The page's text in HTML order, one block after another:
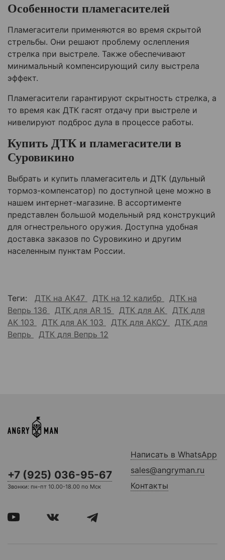
Особенности пламегасителей
Пламегасители применяются во время скрытой
стрельбы. Они решают проблему ослепления
стрелка при выстреле. Также обеспечивают
минимальный компенсирующий силу выстрела
эффект.
Пламегасители гарантируют скрытность стрелка, а
то время как ДТК гасят отдачу при выстреле и
нивелируют подброс дула в процессе работы.
Купить ДТК и пламегасители в
Суровикино
Выбрать и купить пламегаситель и ДТК (дульный
тормоз-компенсатор) по доступной цене можно в
нашем интернет-магазине. В ассортименте
представлен большой модельный ряд конструкций
для огнестрельного оружия. Доступна удобная
доставка заказов по Суровикино и другим
населенным пунктам России.
Теги: ДТК на АК47 ДТК на 12 калибр
ДТК на
Вепрь 136
ДТК для AR 15 ДТК для АК
ДТК для
АК 103
ДТК для АК 103 ДТК для АКСУ
ДТК для
Вепрь
ДТК для Вепрь 12
+7 (925) 036-95-67
Звонки: пн-пт 10.00-18.00 по Мск
Написать в WhatsApp
sales@angryman.ru
Контакты